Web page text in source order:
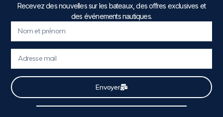
Recevez des nouvelles sur les bateaux, des offres exclusives et
des événements nautiques.
Envoyer